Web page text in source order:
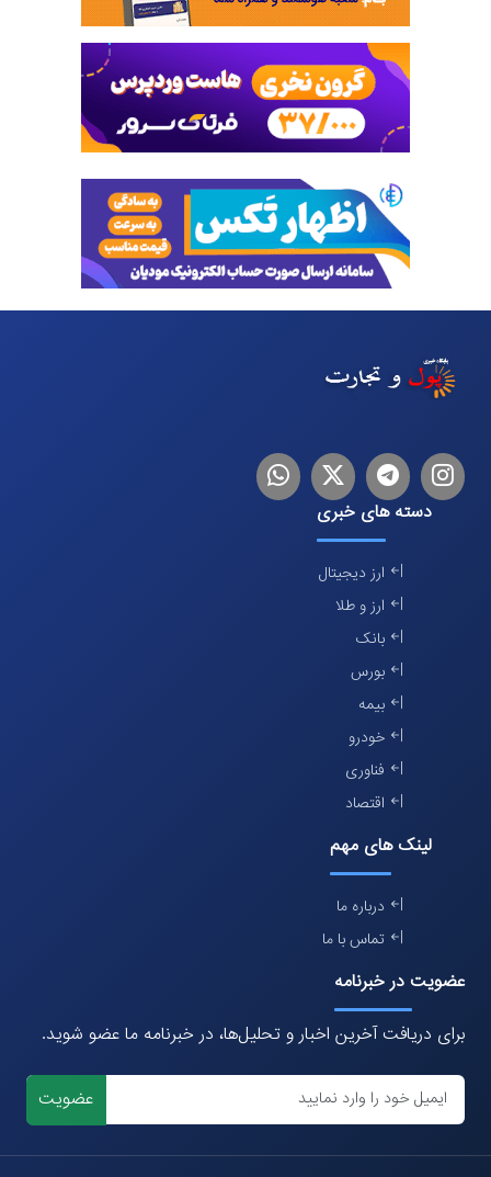
اینستاگرام
تلگرام توییترلینکدین
دسته های خبری
ارز دیجیتال
ارز و طلا
بانک
بورس
بیمه
خودرو
فناوری
اقتصاد
لینک های مهم
درباره ما
تماس با ما
عضویت در خبرنامه
برای دریافت آخرین اخبار و تحلیل‌ها، در خبرنامه ما عضو شوید.
عضویت